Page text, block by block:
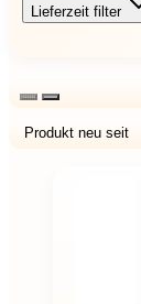
Lieferzeit filter